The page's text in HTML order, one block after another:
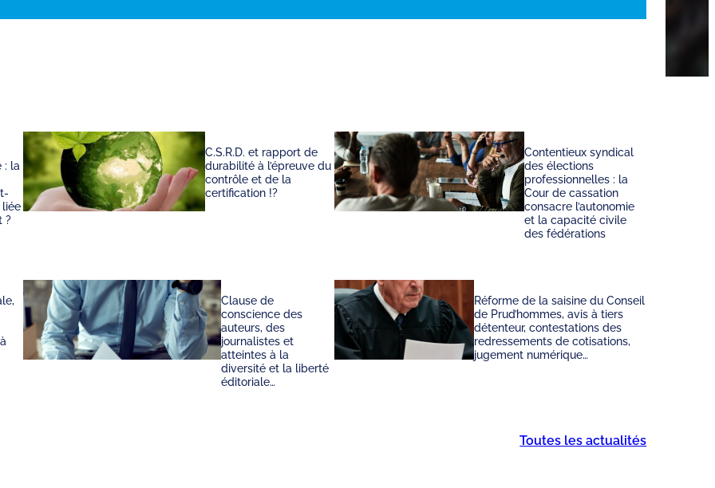
: la
?
C.S.R.D. et rapport de
durabilité à l’épreuve du
contrôle et de la
certification !?
Contentieux syndical
des élections
professionnelles : la
Cour de cassation
consacre l’autonomie
et la capacité civile
des fédérations
Clause de
conscience des
auteurs, des
journalistes et
atteintes à la
diversité et la liberté
éditoriale…
Réforme de la saisine du Conseil
de Prud’hommes, avis à tiers
détenteur, contestations des
redressements de cotisations,
jugement numérique…
Toutes les actualités